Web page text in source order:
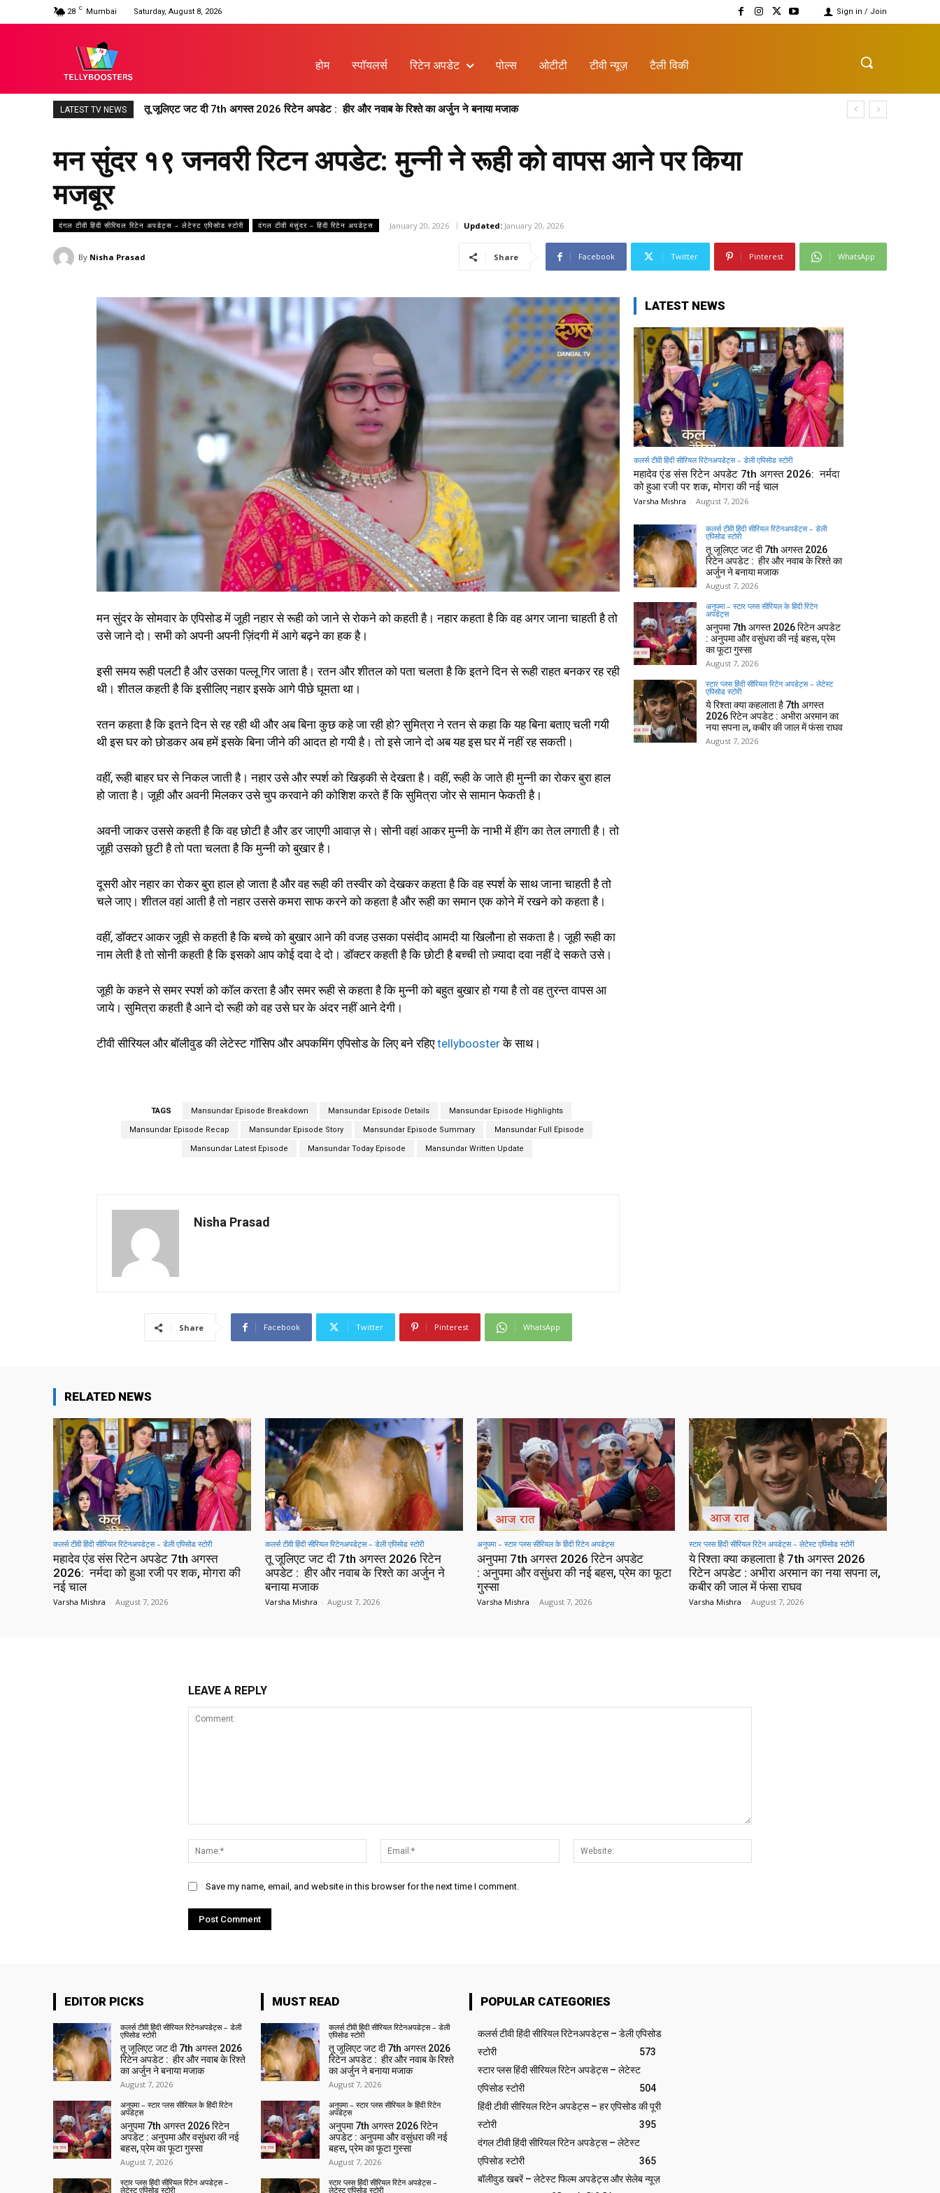
28 C Mumbai Saturday, August 8, 2026 Sign in / Join
होम स्पॉयलर्स रिटेन अपडेट पोल्स ओटीटी टीवी न्यूज़ टैली विकी
LATEST TV NEWS तू जूलिएट जट दी 7th अगस्त 2026 रिटेन अपडेट : हीर और नवाब के रिश्ते का अर्जुन ने बनाया मजाक
अनुपमा 7th अगस्त 2026 रिटेन अपडेट : अनुपमा और वसुंधरा की नई बहस, प्रेम का फूटा गुस्सा
मन सुंदर १९ जनवरी रिटन अपडेट: मुन्नी ने रूही को वापस आने पर किया
मजबूर
दंगल टीवी हिंदी सीरियल रिटेन अपडेट्स – लेटेस्ट एपिसोड स्टोरी दंगल टीवी मंसुंदर – हिंदी रिटेन अपडेट्स January 20, 2026 Updated: January 20, 2026
By Nisha Prasad Share Facebook Twitter Pinterest WhatsApp
मन सुंदर के सोमवार के एपिसोड में जूही नहार से रूही को जाने से रोकने को कहती है। नहार कहता है कि वह अगर जाना चाहती है तो
उसे जाने दो। सभी को अपनी अपनी ज़िंदगी में आगे बढ़ने का हक है।
इसी समय रूही पलटी है और उसका पल्लू गिर जाता है। रतन और शीतल को पता चलता है कि इतने दिन से रूही राहत बनकर रह रही
थी। शीतल कहती है कि इसीलिए नहार इसके आगे पीछे घूमता था।
रतन कहता है कि इतने दिन से रह रही थी और अब बिना कुछ कहे जा रही हो? सुमित्रा ने रतन से कहा कि यह बिना बताए चली गयी
थी इस घर को छोडकर अब हमें इसके बिना जीने की आदत हो गयी है। तो इसे जाने दो अब यह इस घर में नहीं रह सकती।
वहीं, रूही बाहर घर से निकल जाती है। नहार उसे और स्पर्श को खिड़की से देखता है। वहीं, रूही के जाते ही मुन्नी का रोकर बुरा हाल
हो जाता है। जूही और अवनी मिलकर उसे चुप करवाने की कोशिश करते हैं कि सुमित्रा जोर से सामान फेकती है।
अवनी जाकर उससे कहती है कि वह छोटी है और डर जाएगी आवाज़ से। सोनी वहां आकर मुन्नी के नाभी में हींग का तेल लगाती है। तो
जूही उसको छुटी है तो पता चलता है कि मुन्नी को बुखार है।
दूसरी ओर नहार का रोकर बुरा हाल हो जाता है और वह रूही की तस्वीर को देखकर कहता है कि वह स्पर्श के साथ जाना चाहती है तो
चले जाए। शीतल वहां आती है तो नहार उससे कमरा साफ करने को कहता है और रूही का समान एक कोने में रखने को कहता है।
वहीं, डॉक्टर आकर जूही से कहती है कि बच्चे को बुखार आने की वजह उसका पसंदीद आमदी या खिलौना हो सकता है। जूही रूही का
नाम लेती है तो सोनी कहती है कि इसको आप कोई दवा दे दो। डॉक्टर कहती है कि छोटी है बच्ची तो ज़्यादा दवा नहीं दे सकते उसे।
जूही के कहने से समर स्पर्श को कॉल करता है और समर रूही से कहता है कि मुन्नी को बहुत बुखार हो गया है तो वह तुरन्त वापस आ
जाये। सुमित्रा कहती है आने दो रूही को वह उसे घर के अंदर नहीं आने देगी।
टीवी सीरियल और बॉलीवुड की लेटेस्ट गॉसिप और अपकमिंग एपिसोड के लिए बने रहिएtellyboosterके साथ।
TAGS Mansundar Episode Breakdown Mansundar Episode Details Mansundar Episode Highlights
Mansundar Episode Recap Mansundar Episode Story Mansundar Episode Summary Mansundar Full Episode
Mansundar Latest Episode Mansundar Today Episode Mansundar Written Update
Nisha Prasad
Share Facebook Twitter Pinterest WhatsApp
LATEST NEWS
कलर्स टीवी हिंदी सीरियल रिटेनअपडेट्स – डेली एपिसोड स्टोरी
महादेव एंड संस रिटेन अपडेट 7th अगस्त 2026: नर्मदा
को हुआ रजी पर शक, मोगरा की नई चाल
Varsha Mishra - August 7, 2026
कलर्स टीवी हिंदी सीरियल रिटेनअपडेट्स – डेली
एपिसोड स्टोरी
तू जूलिएट जट दी 7th अगस्त 2026
रिटेन अपडेट : हीर और नवाब के रिश्ते का
अर्जुन ने बनाया मजाक
August 7, 2026
अनुपमा – स्टार प्लस सीरियल के हिंदी रिटेन
अपडेट्स
अनुपमा 7th अगस्त 2026 रिटेन अपडेट
: अनुपमा और वसुंधरा की नई बहस, प्रेम
का फूटा गुस्सा
August 7, 2026
स्टार प्लस हिंदी सीरियल रिटेन अपडेट्स – लेटेस्ट
एपिसोड स्टोरी
ये रिश्ता क्या कहलाता है 7th अगस्त
2026 रिटेन अपडेट : अभीरा अरमान का
नया सपना ल, कबीर की जाल में फंसा राघव
August 7, 2026
RELATED NEWS
कलर्स टीवी हिंदी सीरियल रिटेनअपडेट्स – डेली एपिसोड स्टोरी
महादेव एंड संस रिटेन अपडेट 7th अगस्त
2026: नर्मदा को हुआ रजी पर शक, मोगरा की
नई चाल
Varsha Mishra - August 7, 2026
कलर्स टीवी हिंदी सीरियल रिटेनअपडेट्स – डेली एपिसोड स्टोरी
तू जूलिएट जट दी 7th अगस्त 2026 रिटेन
अपडेट : हीर और नवाब के रिश्ते का अर्जुन ने
बनाया मजाक
Varsha Mishra - August 7, 2026
अनुपमा – स्टार प्लस सीरियल के हिंदी रिटेन अपडेट्स
अनुपमा 7th अगस्त 2026 रिटेन अपडेट
: अनुपमा और वसुंधरा की नई बहस, प्रेम का फूटा
गुस्सा
Varsha Mishra - August 7, 2026
स्टार प्लस हिंदी सीरियल रिटेन अपडेट्स – लेटेस्ट एपिसोड स्टोरी
ये रिश्ता क्या कहलाता है 7th अगस्त 2026
रिटेन अपडेट : अभीरा अरमान का नया सपना ल,
कबीर की जाल में फंसा राघव
Varsha Mishra - August 7, 2026
LEAVE A REPLY
Name:*
Email:*
Save my name, email, and website in this browser for the next time I comment.
EDITOR PICKS
कलर्स टीवी हिंदी सीरियल रिटेनअपडेट्स – डेली
एपिसोड स्टोरी
तू जूलिएट जट दी 7th अगस्त 2026
रिटेन अपडेट : हीर और नवाब के रिश्ते
का अर्जुन ने बनाया मजाक
August 7, 2026
अनुपमा – स्टार प्लस सीरियल के हिंदी रिटेन
अपडेट्स
अनुपमा 7th अगस्त 2026 रिटेन
अपडेट : अनुपमा और वसुंधरा की नई
बहस, प्रेम का फूटा गुस्सा
August 7, 2026
स्टार प्लस हिंदी सीरियल रिटेन अपडेट्स –
लेटेस्ट एपिसोड स्टोरी
MUST READ
कलर्स टीवी हिंदी सीरियल रिटेनअपडेट्स – डेली
एपिसोड स्टोरी
तू जूलिएट जट दी 7th अगस्त 2026
रिटेन अपडेट : हीर और नवाब के रिश्ते
का अर्जुन ने बनाया मजाक
August 7, 2026
अनुपमा – स्टार प्लस सीरियल के हिंदी रिटेन
अपडेट्स
अनुपमा 7th अगस्त 2026 रिटेन
अपडेट : अनुपमा और वसुंधरा की नई
बहस, प्रेम का फूटा गुस्सा
August 7, 2026
स्टार प्लस हिंदी सीरियल रिटेन अपडेट्स –
लेटेस्ट एपिसोड स्टोरी
POPULAR CATEGORIES
कलर्स टीवी हिंदी सीरियल रिटेनअपडेट्स – डेली एपिसोड
स्टोरी
573
स्टार प्लस हिंदी सीरियल रिटेन अपडेट्स – लेटेस्ट
एपिसोड स्टोरी
504
हिंदी टीवी सीरियल रिटेन अपडेट्स – हर एपिसोड की पूरी
स्टोरी
395
दंगल टीवी हिंदी सीरियल रिटेन अपडेट्स – लेटेस्ट
एपिसोड स्टोरी
365
बॉलीवुड खबरें – लेटेस्ट फिल्म अपडेट्स और सेलेब न्यूज़